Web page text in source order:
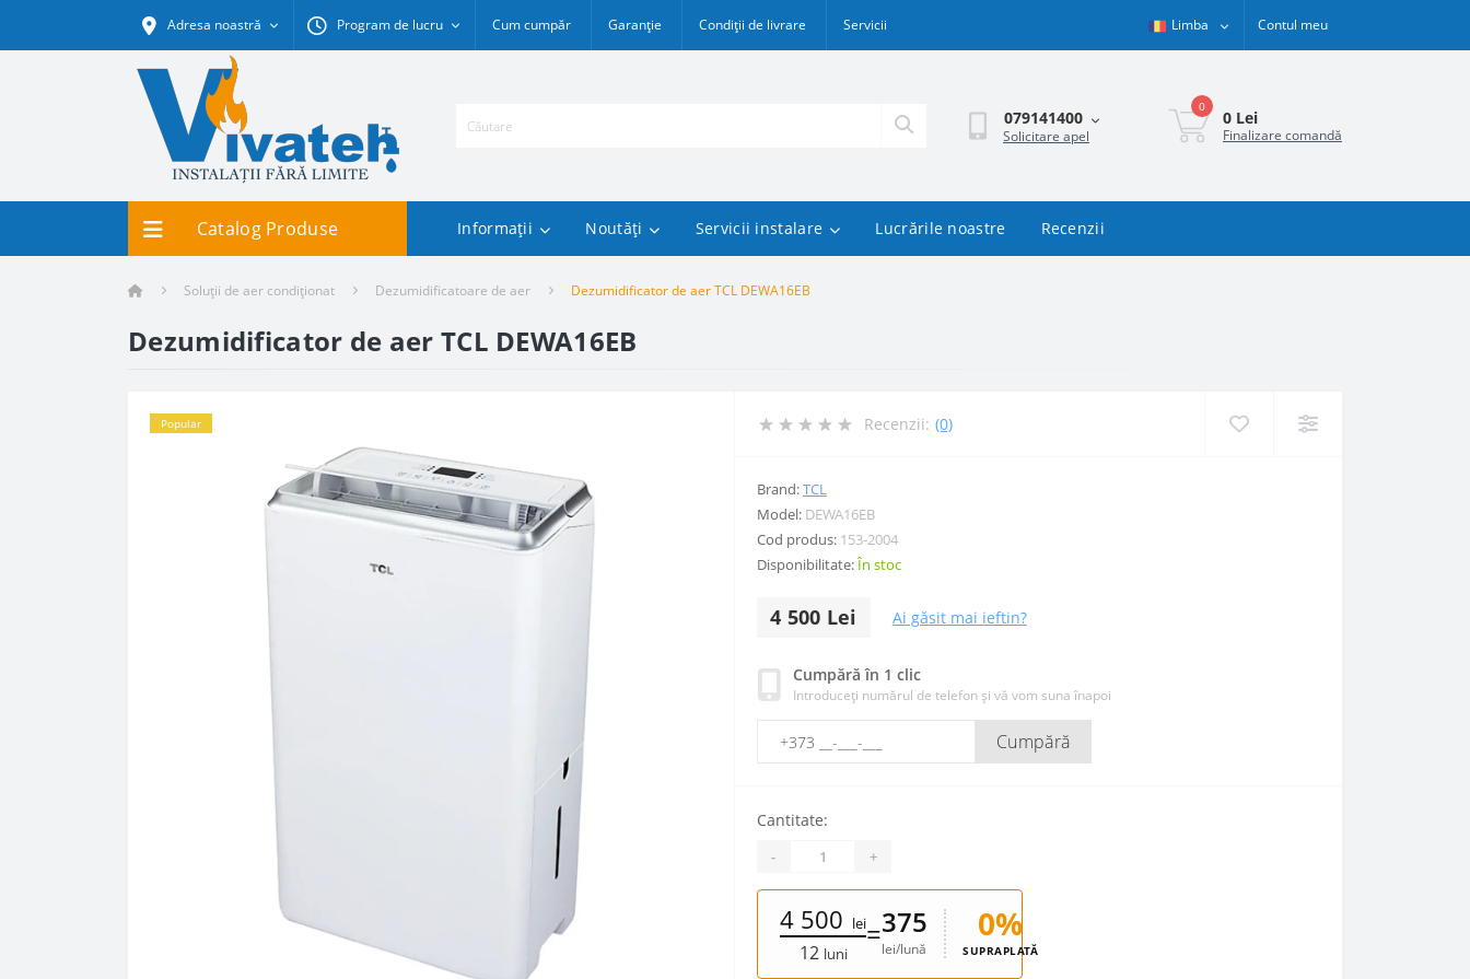
Adresa noastră Program de lucru Cum cumpăr Garanție Condiții de livrare Servicii Limba Contul meu
079141400
Solicitare apel
0
0 Lei
Finalizare comandă
Catalog Produse Informații Noutăți Servicii instalare Lucrările noastre Recenzii
Soluții de aer condiționat Dezumidificatoare de aer Dezumidificator de aer TCL DEWA16EB
Dezumidificator de aer TCL DEWA16EB
Popular Recenzii: (0)
Brand:TCL
Model: DEWA16EB
Cod produs: 153-2004
Disponibilitate:În stoc
4 500 Lei Ai găsit mai ieftin?
Cumpără în 1 clic
Introduceți numărul de telefon și vă vom suna înapoi
Cumpără
Cantitate:
- +
4 500 lei
12 luni
=375
lei/lună
0%
SUPRAPLATĂ